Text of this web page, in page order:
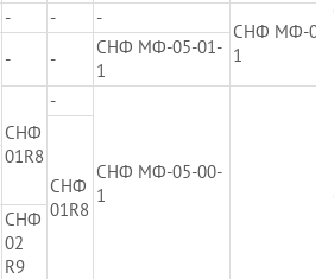
- - -
СНФ МФ-
1
- -
СНФ МФ-05-01-
1
СНФ
01R8
-
СНФ МФ-05-00-
1
СНФ
01R8
СНФ
02
R9